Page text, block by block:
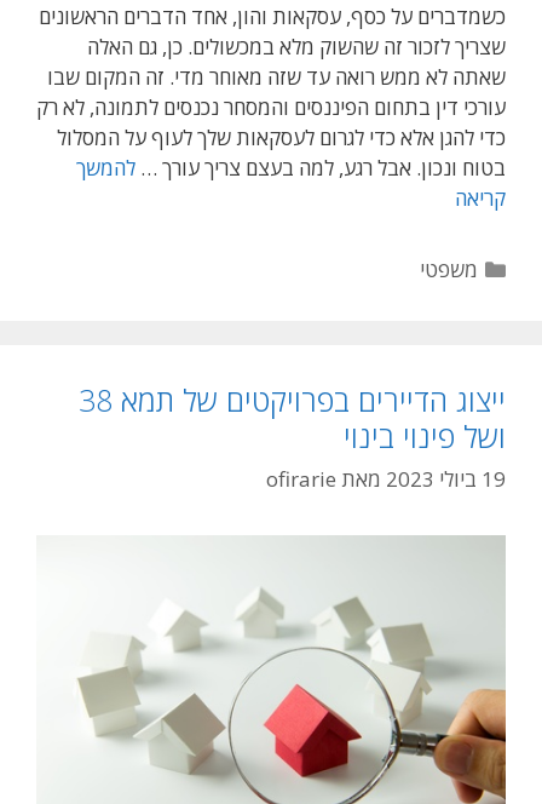
כשמדברים על כסף, עסקאות והון, אחד הדברים הראשונים
שצריך לזכור זה שהשוק מלא במכשולים. כן, גם האלה
שאתה לא ממש רואה עד שזה מאוחר מדי. זה המקום שבו
עורכי דין בתחום הפיננסים והמסחר נכנסים לתמונה, לא רק
כדי להגן אלא כדי לגרום לעסקאות שלך לעוף על המסלול
בטוח ונכון. אבל רגע, למה בעצם צריך עורך … להמשך
קריאה
למה
חייב
עורכי
דין
בפיננסים
קטגוריות
משפטי
ייצוג הדיירים בפרויקטים של תמא 38
ושל פינוי בינוי
19 ביולי 2023 מאת ofirarie